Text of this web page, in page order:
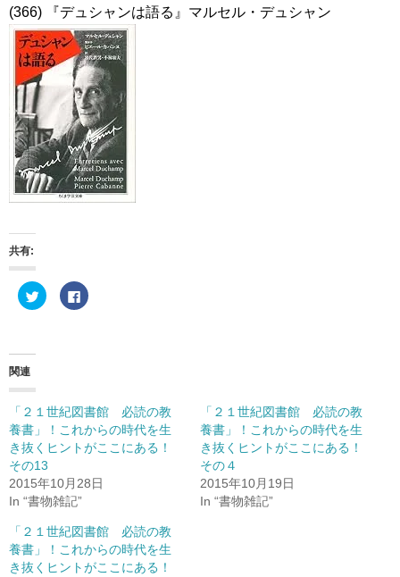
(366) 『デュシャンは語る』マルセル・デュシャン
共有:
ク
リ
e
r
共
有
(
新
し
い
ウ
ン
ド
で
開
F
a
す
る
に
は
ク
ク
だ
さ
い
(
新
関連
「２１世紀図書館 必読の教
養書」！これからの時代を生
き抜くヒントがここにある！
その13
2015年10月28日
In “書物雑記”
「２１世紀図書館 必読の教
養書」！これからの時代を生
き抜くヒントがここにある！
その４
2015年10月19日
In “書物雑記”
「２１世紀図書館 必読の教
養書」！これからの時代を生
き抜くヒントがここにある！